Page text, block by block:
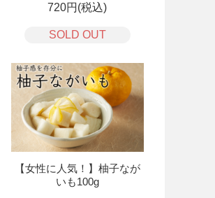
720円(税込)
SOLD OUT
【女性に人気！】柚子なが
いも100g